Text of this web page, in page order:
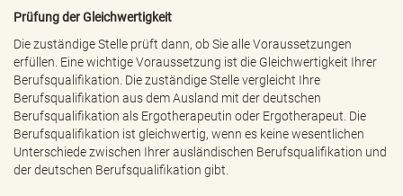
Prüfung der Gleichwertigkeit
Die zuständige Stelle prüft dann, ob Sie alle Voraussetzungen
erfüllen. Eine wichtige Voraussetzung ist die Gleichwertigkeit Ihrer
Berufsqualifikation. Die zuständige Stelle vergleicht Ihre
Berufsqualifikation aus dem Ausland mit der deutschen
Berufsqualifikation als Ergotherapeutin oder Ergotherapeut. Die
Berufsqualifikation ist gleichwertig, wenn es keine wesentlichen
Unterschiede zwischen Ihrer ausländischen Berufsqualifikation und
der deutschen Berufsqualifikation gibt.